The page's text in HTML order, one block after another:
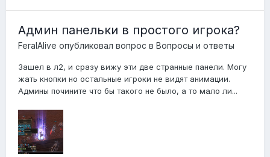
Админ панельки в простого игрока?
FeralAlive опубликовал вопрос в Вопросы и ответы
Зашел в л2, и сразу вижу эти две странные панели. Могу
жать кнопки но остальные игроки не видят анимации.
Админы почините что бы такого не было, а то мало ли...